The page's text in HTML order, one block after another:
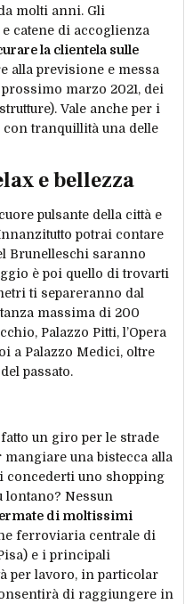
molti anni. Gli
catene di accoglienza
la clientela sulle
alla previsione e messa
marzo 2021, dei
Vale anche per i
tranquillità una delle
e bellezza
pulsante della città e
potrai contare
Brunelleschi saranno
è poi quello di trovarti
ti separeranno dal
massima di 200
Palazzo Pitti, l’Opera
a Palazzo Medici, oltre
passato.
un giro per le strade
una bistecca alla
concederti uno shopping
lontano? Nessun
di moltissimi
ferroviaria centrale di
e i principali
per lavoro, in particolar
di raggiungere in